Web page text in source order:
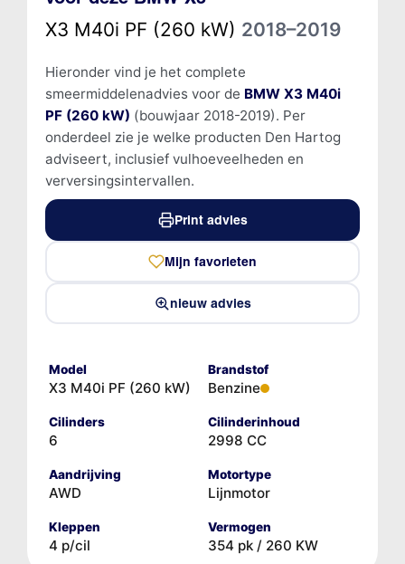
X3 M40i PF (260 kW) 2018–2019
Hieronder vind je het complete
smeermiddelenadvies voor de BMW X3 M40i
PF (260 kW) (bouwjaar 2018-2019). Per
onderdeel zie je welke producten Den Hartog
adviseert, inclusief vulhoeveelheden en
verversingsintervallen.
Print advies
Mijn favorieten
nieuw advies
Model
X3 M40i PF (260 kW)
Brandstof
Benzine
Cilinders
6
Cilinderinhoud
2998 CC
Aandrijving
AWD
Motortype
Lijnmotor
Kleppen
4 p/cil
Vermogen
354 pk / 260 KW